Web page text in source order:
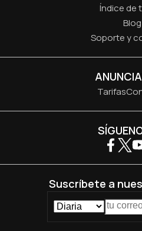
Índice de
Blog
Soporte y
Tarifas
Suscríbete a